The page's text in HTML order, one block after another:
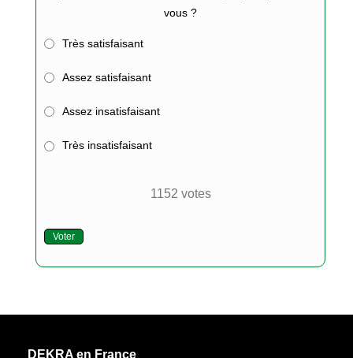
vous ?
Très satisfaisant
Assez satisfaisant
Assez insatisfaisant
Très insatisfaisant
1152 votes
Voter
DEKRA en France